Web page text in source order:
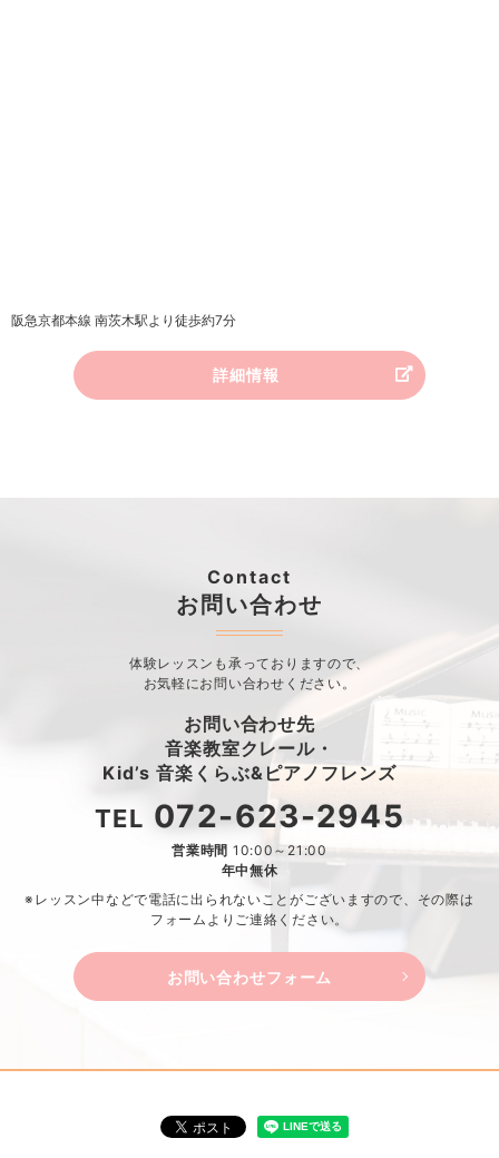
阪急京都本線 南茨木駅より徒歩約7分
詳細情報
Contact
お問い合わせ
体験レッスンも承っておりますので、
お気軽にお問い合わせください。
お問い合わせ先
音楽教室クレール・
Kid’s 音楽くらぶ&ピアノフレンズ
TEL 072-623-2945
営業時間 10:00～21:00
年中無休
※レッスン中などで電話に出られないことがございますので、 その際は
フォームよりご連絡ください。
お問い合わせフォーム